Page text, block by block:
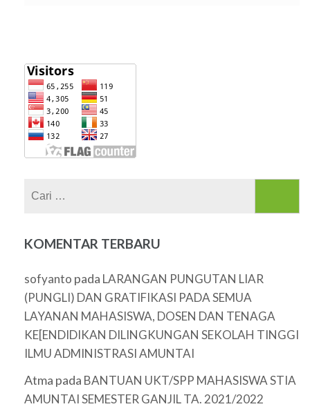
KOMENTAR TERBARU
sofyanto pada LARANGAN PUNGUTAN LIAR
(PUNGLI) DAN GRATIFIKASI PADA SEMUA
LAYANAN MAHASISWA, DOSEN DAN TENAGA
KE[ENDIDIKAN DILINGKUNGAN SEKOLAH TINGGI
ILMU ADMINISTRASI AMUNTAI
Atma pada BANTUAN UKT/SPP MAHASISWA STIA
AMUNTAI SEMESTER GANJIL TA. 2021/2022